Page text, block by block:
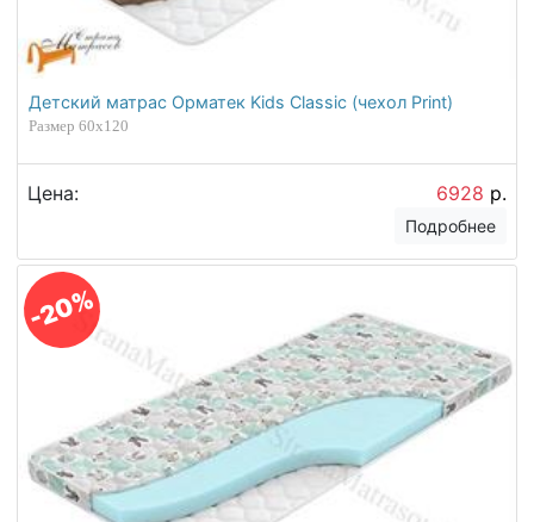
Детский матрас Орматек Kids Classic (чехол Print)
Размер 60х120
Цена: 6928 р.
Подробнее
-20%